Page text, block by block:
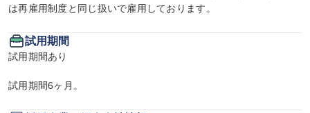
は再雇用制度と同じ扱いで雇用しております。
試用期間
試用期間あり
試用期間6ヶ月。